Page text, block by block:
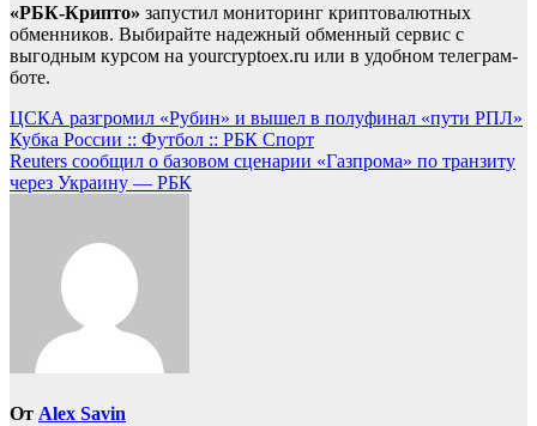
«РБК-Крипто» запустил мониторинг криптовалютных
обменников. Выбирайте надежный обменный сервис с
выгодным курсом на yourcryptoex.ru или в удобном телеграм-
боте.
Навигация
по
записям
ЦСКА разгромил «Рубин» и вышел в полуфинал «пути РПЛ»
Кубка России :: Футбол :: РБК Спорт
Reuters сообщил о базовом сценарии «Газпрома» по транзиту
через Украину — РБК
От Alex Savin